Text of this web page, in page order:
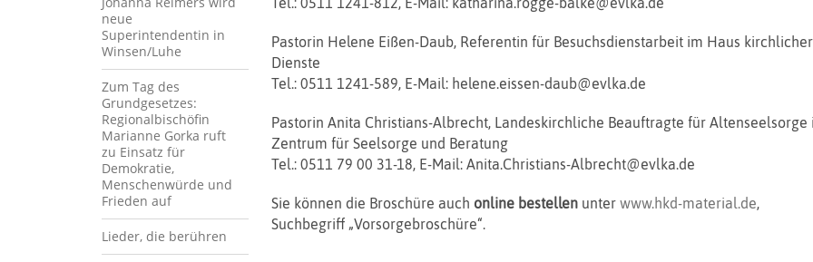
neue
Superintendentin in
Winsen/Luhe
Zum Tag des
Grundgesetzes:
Regionalbischöfin
Marianne Gorka ruft
zu Einsatz für
Demokratie,
Menschenwürde und
Frieden auf
Lieder, die berühren
Pastorin Helene Eißen-Daub, Referentin für Besuchsdienstarbeit im Haus kirchlicher
Dienste
Tel.: 0511 1241-589, E-Mail: helene.eissen-daub@evlka.de
Pastorin Anita Christians-Albrecht, Landeskirchliche Beauftragte für Altenseelsorge
Zentrum für Seelsorge und Beratung
Tel.: 0511 79 00 31-18, E-Mail: Anita.Christians-Albrecht@evlka.de
Sie können die Broschüre auch online bestellenunterwww.hkd-material.de,
Suchbegriff „Vorsorgebroschüre“.